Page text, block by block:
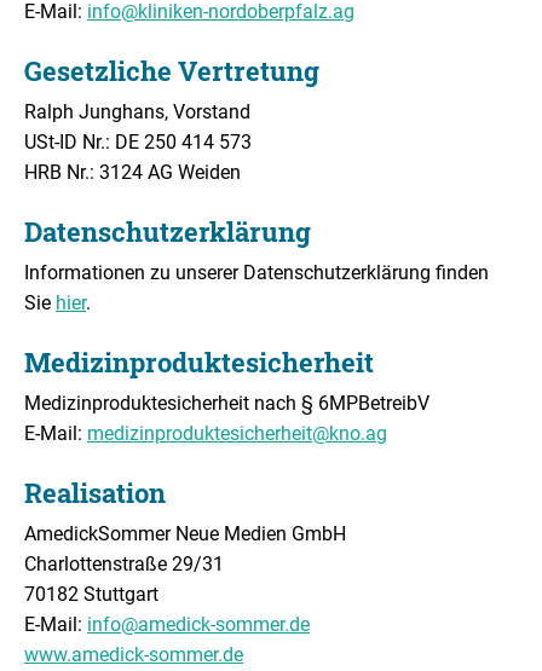
E-Mail: info@kliniken-nordoberpfalz.ag
Gesetzliche Vertretung
Ralph Junghans, Vorstand
USt-ID Nr.: DE 250 414 573
HRB Nr.: 3124 AG Weiden
Datenschutzerklärung
Informationen zu unserer Datenschutzerklärung finden
Sie hier.
Medizinproduktesicherheit
Medizinproduktesicherheit nach § 6MPBetreibV
E-Mail: medizinproduktesicherheit@kno.ag
Realisation
AmedickSommer Neue Medien GmbH
Charlottenstraße 29/31
70182 Stuttgart
E-Mail: info@amedick-sommer.de
www.amedick-sommer.de